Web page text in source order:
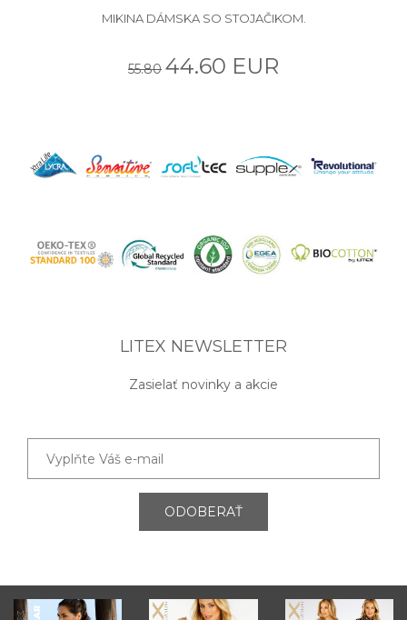
MIKINA DÁMSKA SO STOJAČIKOM.
55.80 44.60 EUR
LITEX NEWSLETTER
Zasielať novinky a akcie
ODOBERAŤ